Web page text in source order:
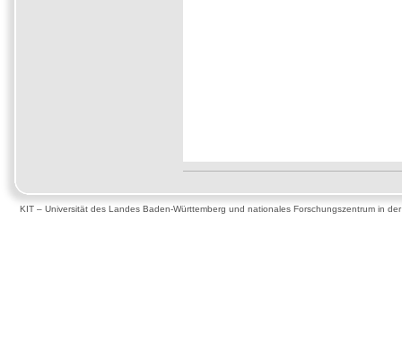
KIT – Universität des Landes Baden-Württemberg und nationales Forschungszentrum in